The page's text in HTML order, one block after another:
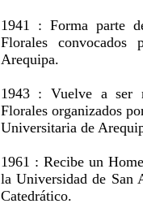
1941 : Forma parte
Florales
Arequipa.
1943 : Vuelve a ser
Florales organizados
Universitaria de
1961 : Recibe un
la Universidad de San
Catedrático.